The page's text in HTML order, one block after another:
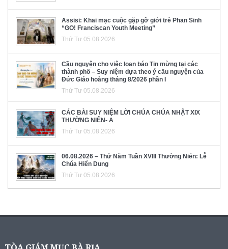
Assisi: Khai mạc cuộc gặp gỡ giới trẻ Phan Sinh
“GO! Franciscan Youth Meeting”
Thứ Tư 05.08.2026
Cầu nguyện cho việc loan báo Tin mừng tại các
thành phố – Suy niệm dựa theo ý cầu nguyện của
Đức Giáo hoàng tháng 8/2026 phần I
Thứ Tư 05.08.2026
CÁC BÀI SUY NIỆM LỜI CHÚA CHÚA NHẬT XIX
THƯỜNG NIÊN- A
Thứ Tư 05.08.2026
06.08.2026 – Thứ Năm Tuần XVIII Thường Niên: Lễ
Chúa Hiển Dung
Thứ Tư 05.08.2026